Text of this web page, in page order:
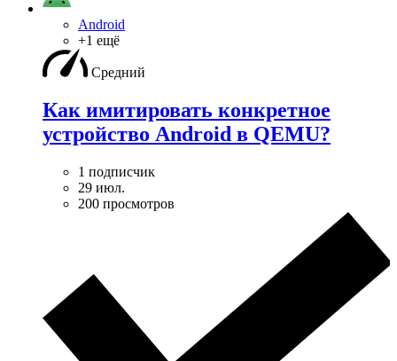
Android
+1 ещё
Средний
Как имитировать конкретное
устройство Android в QEMU?
1 подписчик
29 июл.
200 просмотров